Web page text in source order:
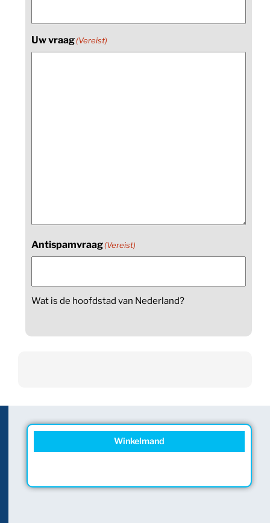
Uw vraag(Vereist)
Antispamvraag(Vereist)
Wat is de hoofdstad van Nederland?
Winkelmand